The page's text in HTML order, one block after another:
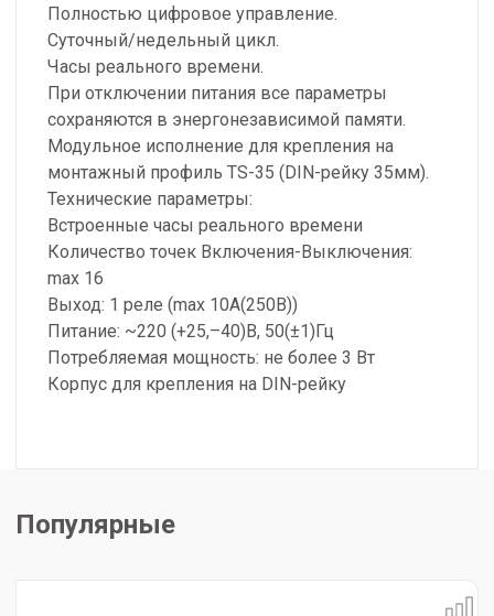
Полностью цифровое управление.
Суточный/недельный цикл.
Часы реального времени.
При отключении питания все параметры
сохраняются в энергонезависимой памяти.
Модульное исполнение для крепления на
монтажный профиль TS-35 (DIN-рейку 35мм).
Технические параметры:
Встроенные часы реального времени
Количество точек Включения-Выключения:
max 16
Выход: 1 реле (max 10A(250В))
Питание: ~220 (+25,–40)В, 50(±1)Гц
Потребляемая мощность: не более 3 Вт
Корпус для крепления на DIN-рейку
Популярные